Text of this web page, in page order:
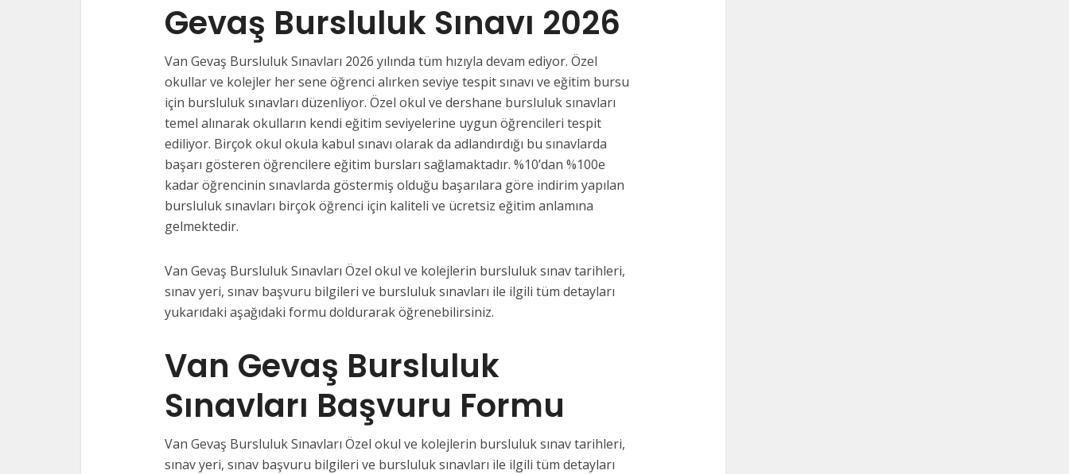
Gevaş Bursluluk Sınavı 2026
Van Gevaş Bursluluk Sınavları 2026 yılında tüm hızıyla devam ediyor. Özel
okullar ve kolejler her sene öğrenci alırken seviye tespit sınavı ve eğitim bursu
için bursluluk sınavları düzenliyor. Özel okul ve dershane bursluluk sınavları
temel alınarak okulların kendi eğitim seviyelerine uygun öğrencileri tespit
ediliyor. Birçok okul okula kabul sınavı olarak da adlandırdığı bu sınavlarda
başarı gösteren öğrencilere eğitim bursları sağlamaktadır. %10’dan %100e
kadar öğrencinin sınavlarda göstermiş olduğu başarılara göre indirim yapılan
bursluluk sınavları birçok öğrenci için kaliteli ve ücretsiz eğitim anlamına
gelmektedir.
Van Gevaş Bursluluk Sınavları Özel okul ve kolejlerin bursluluk sınav tarihleri,
sınav yeri, sınav başvuru bilgileri ve bursluluk sınavları ile ilgili tüm detayları
yukarıdaki aşağıdaki formu doldurarak öğrenebilirsiniz.
Van Gevaş Bursluluk
Sınavları Başvuru Formu
Van Gevaş Bursluluk Sınavları Özel okul ve kolejlerin bursluluk sınav tarihleri,
sınav yeri, sınav başvuru bilgileri ve bursluluk sınavları ile ilgili tüm detayları